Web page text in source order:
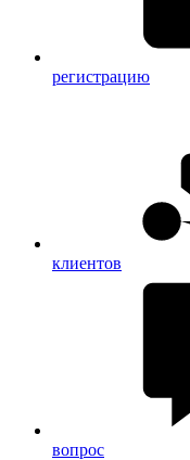
регистрацию
клиентов
вопрос